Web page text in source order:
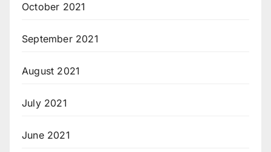
October 2021
September 2021
August 2021
July 2021
June 2021